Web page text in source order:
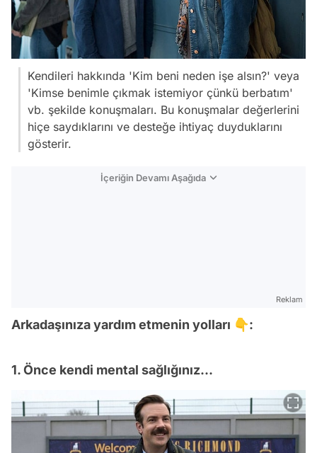
Kendileri hakkında 'Kim beni neden işe alsın?' veya
'Kimse benimle çıkmak istemiyor çünkü berbatım'
vb. şekilde konuşmaları. Bu konuşmalar değerlerini
hiçe saydıklarını ve desteğe ihtiyaç duyduklarını
gösterir.
İçeriğin Devamı Aşağıda
Reklam
Arkadaşınıza yardım etmenin yolları 👇:
1. Önce kendi mental sağlığınız...